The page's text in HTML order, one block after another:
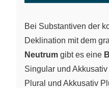
Bei Substantiven der
Deklination mit dem
Neutrum gibt es eine
Singular und
Plural und Akkusativ